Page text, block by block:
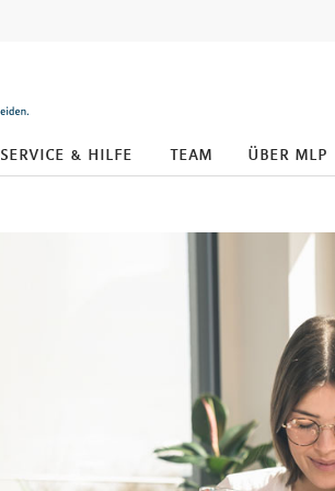
service & hilfe team über mlp